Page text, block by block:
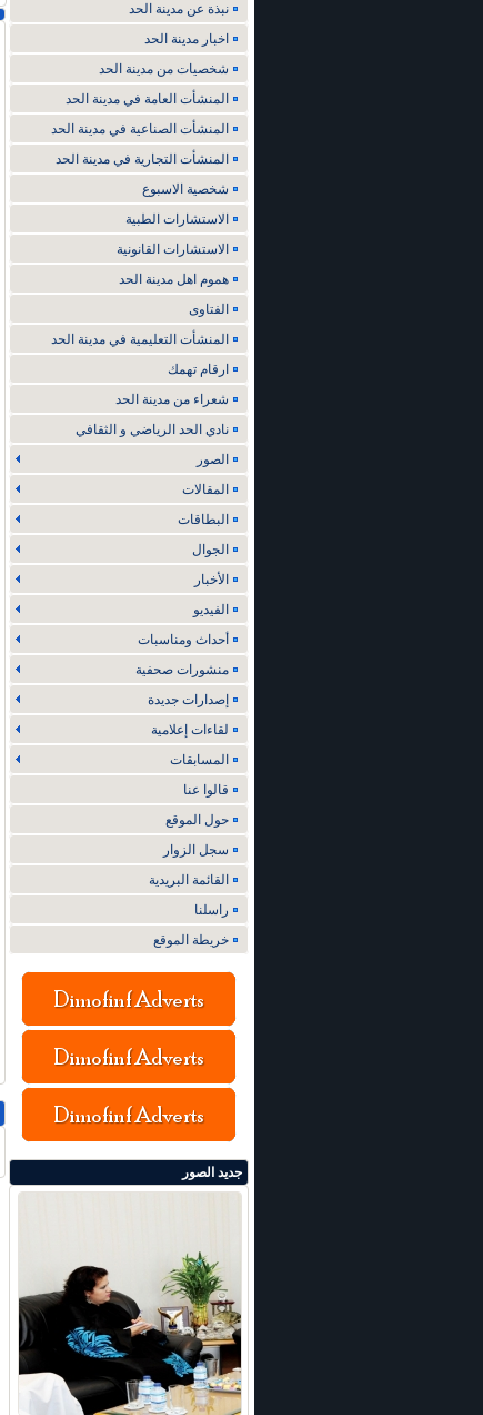
نبذة عن مدينة الحد
اخبار مدينة الحد
شخصيات من مدينة الحد
المنشأت العامة في مدينة الحد
المنشأت الصناعية في مدينة الحد
المنشأت التجارية في مدينة الحد
شخصية الاسبوع
الاستشارات الطبية
الاستشارات القانونية
هموم اهل مدينة الحد
الفتاوى
المنشأت التعليمية في مدينة الحد
ارقام تهمك
شعراء من مدينة الحد
نادي الحد الرياضي و الثقافي
الصور
المقالات
البطاقات
الجوال
الأخبار
الفيديو
أحداث ومناسبات
منشورات صحفية
إصدارات جديدة
لقاءات إعلامية
المسابقات
قالوا عنا
حول الموقع
سجل الزوار
القائمة البريدية
راسلنا
خريطة الموقع
جديد الصور